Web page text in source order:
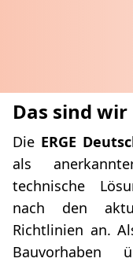
Das sind wir
Die ERGE
als
technische
nach den
Richtlinien an.